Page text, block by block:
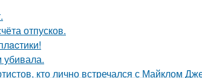
отпусков.
кто лично встречался с Майклом